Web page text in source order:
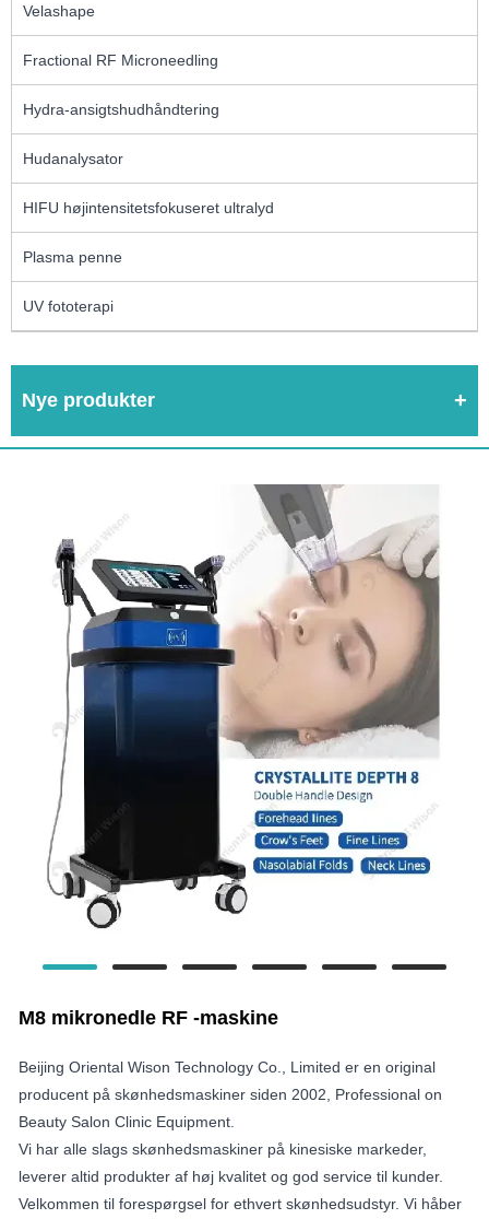
Velashape
Fractional RF Microneedling
Hydra-ansigtshudhåndtering
Hudanalysator
HIFU højintensitetsfokuseret ultralyd
Plasma penne
UV fototerapi
Nye produkter
M8 mikronedle RF -maskine
Beijing Oriental Wison Technology Co., Limited er en original
producent på skønhedsmaskiner siden 2002, Professional on
Beauty Salon Clinic Equipment.
Vi har alle slags skønhedsmaskiner på kinesiske markeder,
leverer altid produkter af høj kvalitet og god service til kunder.
Velkommen til forespørgsel for ethvert skønhedsudstyr. Vi håber